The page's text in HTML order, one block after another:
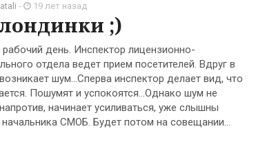
- 19 лет назад
;)
день. Инспектор лицензионно-
отдела ведет прием посетителей. Вдруг в
шум…Сперва инспектор делает вид, что
Пошумят и успокоятся…Однако шум не
начинает усиливаться, уже слышны
СМОБ. Будет потом на совещании…